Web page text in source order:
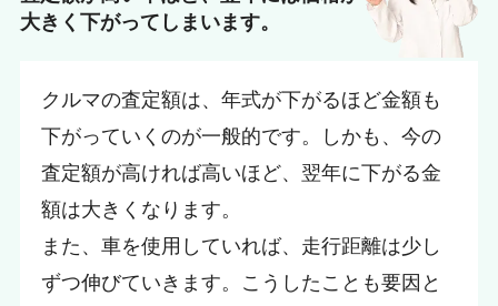
大きく下がってしまいます。
クルマの査定額は、年式が下がるほど金額も
下がっていくのが一般的です。しかも、今の
査定額が高ければ高いほど、翌年に下がる金
額は大きくなります。
また、車を使用していれば、走行距離は少し
ずつ伸びていきます。こうしたことも要因と